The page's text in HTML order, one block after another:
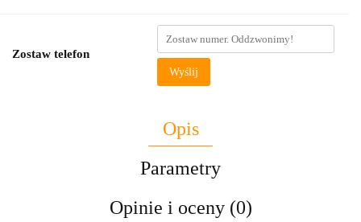
Zostaw telefon
Wyślij
Opis
Parametry
Opinie i oceny (0)